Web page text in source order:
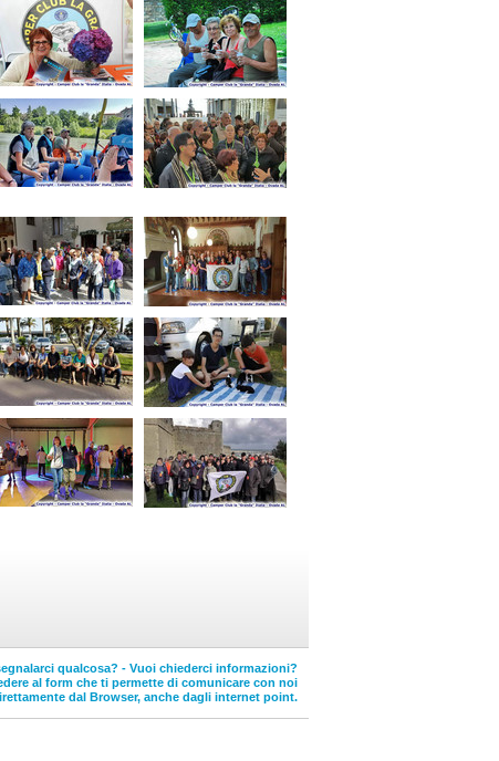
qualcosa? - Vuoi chiederci informazioni?
al form che ti permette di comunicare con noi
dal Browser, anche dagli internet point.